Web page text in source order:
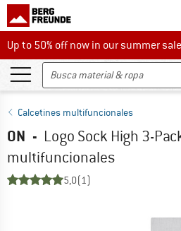
Up to 50% off now in our summer sale
Up to 50% off now in our summer
Calcetines multifuncionales
ON - Logo Sock High 3-
multifuncionales
5,0(1)